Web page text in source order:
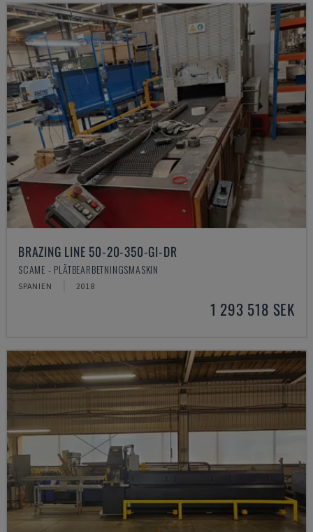
BRAZING LINE 50-20-350-GI-DR
SCAME - PLÅTBEARBETNINGSMASKIN
SPANIEN 2018
1 293 518 SEK